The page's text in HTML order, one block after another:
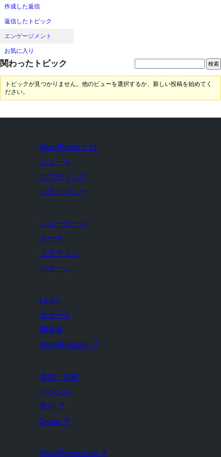
作成した返信
返信したトピック
エンゲージメント
お気に入り
関わったトピック
トピックが見つかりません。他のビューを選択するか、新しい投稿を始めてく
ださい。
WordPress とは
ニュース
ホスティング
プライバシー
ショーケース
テーマ
プラグイン
パターン
Learn
サポート
開発者
WordPress.tv ↗
参加・貢献
イベント
寄付 ↗
Swag ↗
WordPress.com ↗